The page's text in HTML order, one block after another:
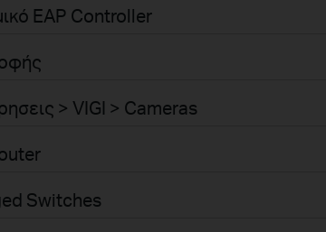
EAP Controller
> VIGI > Cameras
Switches